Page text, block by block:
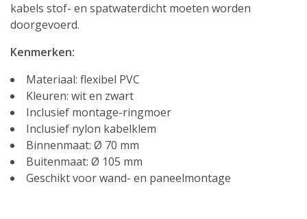
kabels stof- en spatwaterdicht moeten worden
doorgevoerd.
Kenmerken:
Materiaal: flexibel PVC
Kleuren: wit en zwart
Inclusief montage-ringmoer
Inclusief nylon kabelklem
Binnenmaat: Ø 70 mm
Buitenmaat: Ø 105 mm
Geschikt voor wand- en paneelmontage